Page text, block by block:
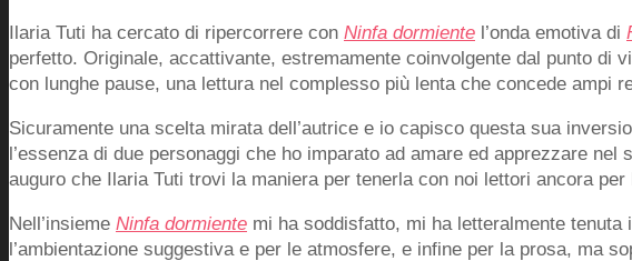
Ilaria Tuti ha cercato di ripercorrere con Ninfa dormiente l’onda emotiva di
perfetto. Originale, accattivante, estremamente coinvolgente dal punto
con lunghe pause, una lettura nel complesso più lenta che concede ampi
Sicuramente una scelta mirata dell’autrice e io capisco questa sua
l’essenza di due personaggi che ho imparato ad amare ed apprezzare
auguro che Ilaria Tuti trovi la maniera per tenerla con noi lettori ancora per
Nell’insieme Ninfa dormiente mi ha soddisfatto, mi ha letteralmente
l’ambientazione suggestiva e per le atmosfere, e infine per la prosa, ma